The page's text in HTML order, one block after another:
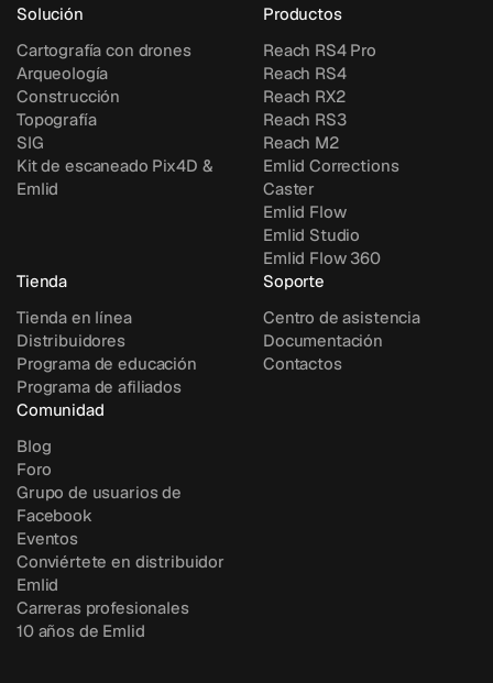
Solución
Cartografía con drones
Arqueología
Construcción
Topografía
SIG
Kit de escaneado Pix4D &
Emlid
Productos
Reach RS4 Pro
Reach RS4
Reach RX2
Reach RS3
Reach M2
Emlid Corrections
Caster
Emlid Flow
Emlid Studio
Emlid Flow 360
Tienda
Tienda en línea
Distribuidores
Programa de educación
Programa de afiliados
Soporte
Centro de asistencia
Documentación
Contactos
Comunidad
Blog
Foro
Grupo de usuarios de
Facebook
Eventos
Conviértete en distribuidor
Emlid
Carreras profesionales
10 años de Emlid